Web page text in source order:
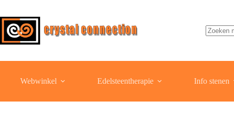
de
inhoud
Webwinkel Edelsteentherapie Info stenen